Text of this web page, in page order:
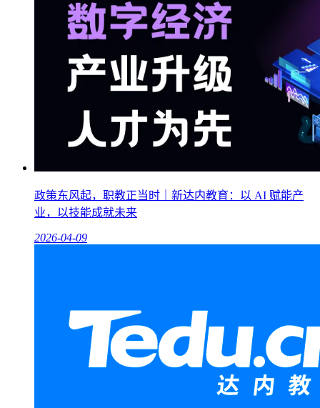
政策东风起，职教正当时｜新达内教育：以 AI 赋能产
业，以技能成就未来
2026-04-09